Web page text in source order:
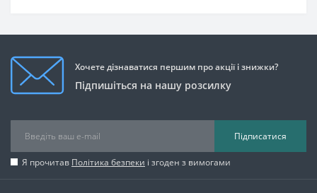
Хочете дізнаватися першим про акції і знижки?
Підпишіться на нашу розсилку
Підписатися
Я прочитав Політика безпеки і згоден з вимогами